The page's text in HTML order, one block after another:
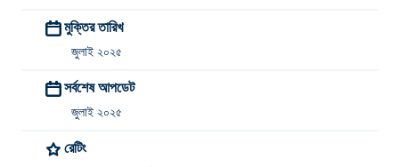
(পোকি):Tiger Tank
আমি কিভাবে বিনামূল্যে ডগফাইট খেলতে পারি?
আপনি Poki-এ বিনামূল্যে ডগফাইট খেলতে পারেন।
আমি কি মোবাইল ডিভাইস এবং ডেস্কটপে ডগফাইট খেলতে পারি?
মুক্তির তারিখ
জুলাই ২০২৫
সর্বশেষ আপডেট
জুলাই ২০২৫
রেটিং